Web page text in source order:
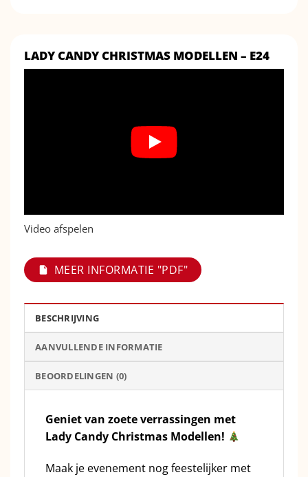
LADY CANDY CHRISTMAS MODELLEN – E24
Video afspelen
MEER INFORMATIE "PDF"
BESCHRIJVING
AANVULLENDE INFORMATIE
BEOORDELINGEN (0)
Geniet van zoete verrassingen met
Lady Candy Christmas Modellen!
Maak je evenement nog feestelijker met